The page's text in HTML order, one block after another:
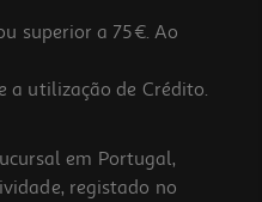
superior a 75€. Ao
a utilização de Crédito.
em Portugal,
registado no